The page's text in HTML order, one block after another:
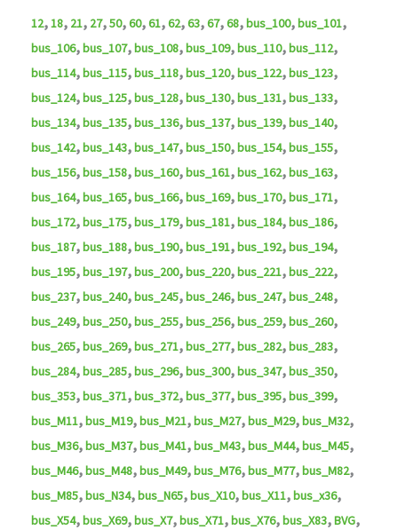
12,18, 21, 27,50,60,61,62,63,67,68,bus_100,bus_101,
bus_106,bus_107,bus_108,bus_109,bus_110,bus_112,
bus_114,bus_115,bus_118,bus_120,bus_122,bus_123,
bus_124,bus_125,bus_128,bus_130,bus_131,bus_133,
bus_134,bus_135,bus_136,bus_137,bus_139,bus_140,
bus_142,bus_143,bus_147,bus_150,bus_154,bus_155,
bus_156,bus_158,bus_160,bus_161,bus_162,bus_163,
bus_164,bus_165,bus_166,bus_169,bus_170,bus_171,
bus_172,bus_175,bus_179,bus_181,bus_184,bus_186,
bus_187,bus_188,bus_190,bus_191,bus_192,bus_194,
bus_195,bus_197,bus_200,bus_220,bus_221,bus_222,
bus_237,bus_240,bus_245,bus_246,bus_247,bus_248,
bus_249,bus_250,bus_255,bus_256,bus_259,bus_260,
bus_265,bus_269,bus_271,bus_277,bus_282,bus_283,
bus_284,bus_285,bus_296,bus_300,bus_347,bus_350,
bus_353,bus_371,bus_372,bus_377,bus_395,bus_399,
bus_M11,bus_M19,bus_M21,bus_M27,bus_M29,bus_M32,
bus_M36,bus_M37,bus_M41,bus_M43,bus_M44,bus_M45,
bus_M46,bus_M48,bus_M49,bus_M76,bus_M77,bus_M82,
bus_M85,bus_N34,bus_N65,bus_X10,bus_X11,bus_x36,
bus_X54,bus_X69,bus_X7,bus_X71,bus_X76,bus_X83,BVG,